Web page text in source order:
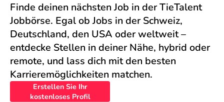
Finde deinen nächsten Job in der TieTalent
Jobbörse. Egal ob Jobs in der Schweiz,
Deutschland, den USA oder weltweit –
entdecke Stellen in deiner Nähe, hybrid oder
remote, und lass dich mit den besten
Karrieremöglichkeiten matchen.
Erstellen Sie Ihr
kostenloses Profil